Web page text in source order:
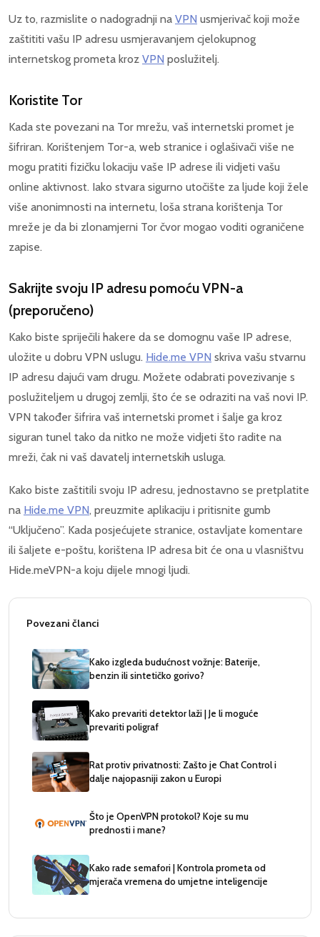
Uz to, razmislite o nadogradnji na VPN usmjerivač koji može
zaštititi vašu IP adresu usmjeravanjem cjelokupnog
internetskog prometa kroz VPN poslužitelj.
Koristite Tor
Kada ste povezani na Tor mrežu, vaš internetski promet je
šifriran. Korištenjem Tor-a, web stranice i oglašivači više ne
mogu pratiti fizičku lokaciju vaše IP adrese ili vidjeti vašu
online aktivnost. Iako stvara sigurno utočište za ljude koji žele
više anonimnosti na internetu, loša strana korištenja Tor
mreže je da bi zlonamjerni Tor čvor mogao voditi ograničene
zapise.
Sakrijte svoju IP adresu pomoću VPN-a
(preporučeno)
Kako biste spriječili hakere da se domognu vaše IP adrese,
uložite u dobru VPN uslugu. Hide.me VPN skriva vašu stvarnu
IP adresu dajući vam drugu. Možete odabrati povezivanje s
poslužiteljem u drugoj zemlji, što će se odraziti na vaš novi IP.
VPN također šifrira vaš internetski promet i šalje ga kroz
siguran tunel tako da nitko ne može vidjeti što radite na
mreži, čak ni vaš davatelj internetskih usluga.
Kako biste zaštitili svoju IP adresu, jednostavno se pretplatite
na Hide.me VPN, preuzmite aplikaciju i pritisnite gumb
“Uključeno”. Kada posjećujete stranice, ostavljate komentare
ili šaljete e-poštu, korištena IP adresa bit će ona u vlasništvu
Hide.meVPN-a koju dijele mnogi ljudi.
Povezani članci
Kako izgleda budućnost vožnje: Baterije,
benzin ili sintetičko gorivo?
Kako prevariti detektor laži | Je li moguće
prevariti poligraf
Rat protiv privatnosti: Zašto je Chat Control i
dalje najopasniji zakon u Europi
Što je OpenVPN protokol? Koje su mu
prednosti i mane?
Kako rade semafori | Kontrola prometa od
mjerača vremena do umjetne inteligencije